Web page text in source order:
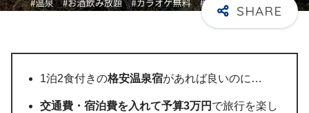
1泊2食付きの格安温泉宿があれば良いのに…
交通費・宿泊費を入れて予算3万円 で旅行を楽し